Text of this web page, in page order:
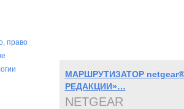
право
МАРШРУТИЗАТОР
РЕДАКЦИИ»…
NETGEAR